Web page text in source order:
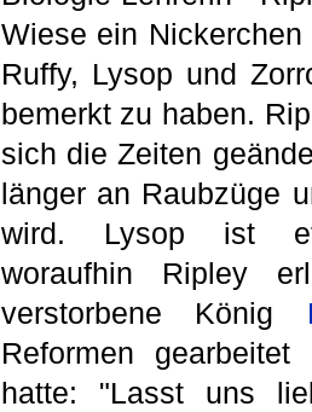
Wiese ein
Ruffy, Lysop und
bemerkt zu haben.
sich die Zeiten
länger an Raubzüge
wird. Lysop ist
woraufhin Ripley
verstorbene König
Reformen
hatte: "Lasst uns